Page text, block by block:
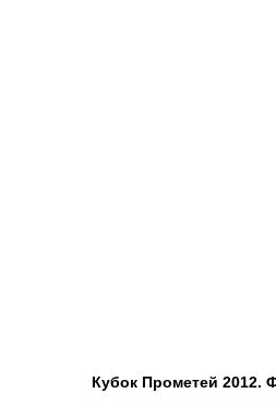
Кубок Прометей 2012.